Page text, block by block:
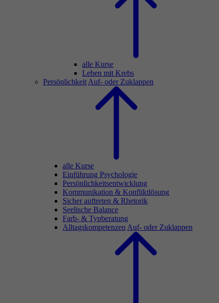
alle Kurse
Leben mit Krebs
Persönlichkeit Auf- oder Zuklappen
alle Kurse
Einführung Psychologie
Persönlichkeitsentwicklung
Kommunikation & Konfliktlösung
Sicher auftreten & Rhetorik
Seelische Balance
Farb- & Typberatung
Alltagskompetenzen Auf- oder Zuklappen